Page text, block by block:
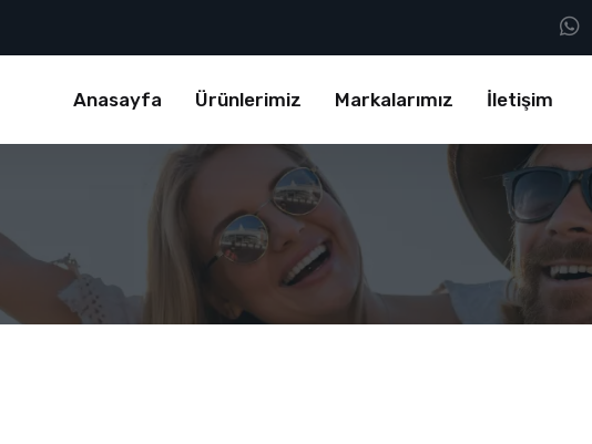
Anasayfa Ürünlerimiz Markalarımız İletişim